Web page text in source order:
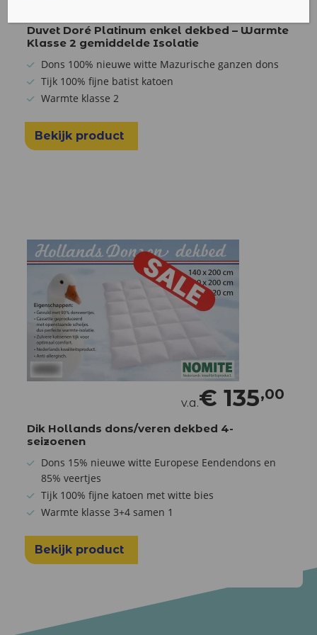
Duvet Doré Platinum enkel dekbed – Warmte
Klasse 2 gemiddelde Isolatie
Dons 100% nieuwe witte Mazurische ganzen dons
Tijk 100% fijne batist katoen
Warmte klasse 2
Bekijk product
v.a.€ 135,00
Dik Hollands dons/veren dekbed 4-
seizoenen
Dons 15% nieuwe witte Europese Eendendons en
85% veertjes
Tijk 100% fijne katoen met witte bies
Warmte klasse 3+4 samen 1
Bekijk product